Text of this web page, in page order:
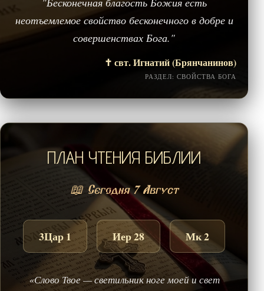
неотъемлемое свойство бесконечного в добре и
совершенствах Бога."
✝️ свт. Игнатий (Брянчанинов)
РАЗДЕЛ: СВОЙСТВА БОГА
ПЛАН ЧТЕНИЯ БИБЛИИ
📖 Сегодня 7 Август
3Цар 1 Иер 28 Мк 2
«Слово Твое — светильник ноге моей и свет